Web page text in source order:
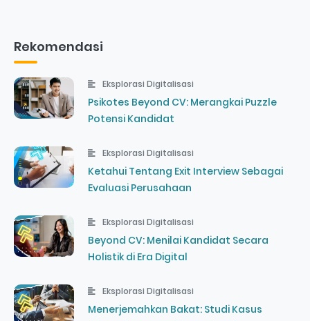
Rekomendasi
Eksplorasi Digitalisasi
Psikotes Beyond CV: Merangkai Puzzle
Potensi Kandidat
Eksplorasi Digitalisasi
Ketahui Tentang Exit Interview Sebagai
Evaluasi Perusahaan
Eksplorasi Digitalisasi
Beyond CV: Menilai Kandidat Secara
Holistik di Era Digital
Eksplorasi Digitalisasi
Menerjemahkan Bakat: Studi Kasus